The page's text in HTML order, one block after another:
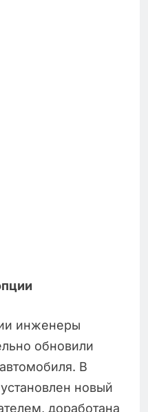
инженеры
обновили
В
новый
доработана